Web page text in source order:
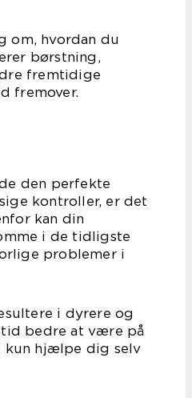
om, hvordan du
børstning,
fremtidige
fremover.
den perfekte
kontroller, er det
kan din
i de tidligste
problemer i
i dyrere og
bedre at være på
kun hjælpe dig selv